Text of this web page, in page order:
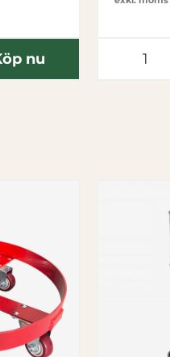
plastlådor här.
plastback som passar dig
nu